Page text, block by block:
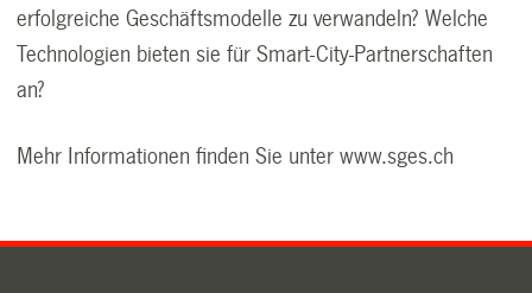
erfolgreiche Geschäftsmodelle zu verwandeln? Welche
Technologien bieten sie für Smart-City-Partnerschaften
an?
Mehr Informationen finden Sie unter www.sges.ch